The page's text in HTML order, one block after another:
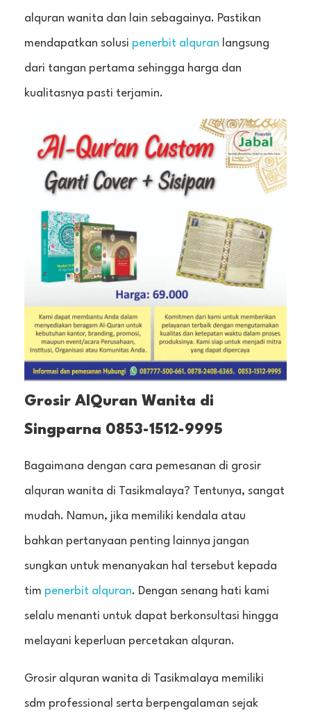
alquran wanita dan lain sebagainya. Pastikan
mendapatkan solusi penerbit alquran langsung
dari tangan pertama sehingga harga dan
kualitasnya pasti terjamin.
Grosir AlQuran Wanita di
Singparna 0853-1512-9995
Bagaimana dengan cara pemesanan di grosir
alquran wanita di Tasikmalaya? Tentunya, sangat
mudah. Namun, jika memiliki kendala atau
bahkan pertanyaan penting lainnya jangan
sungkan untuk menanyakan hal tersebut kepada
tim penerbit alquran. Dengan senang hati kami
selalu menanti untuk dapat berkonsultasi hingga
melayani keperluan percetakan alquran.
Grosir alquran wanita di Tasikmalaya memiliki
sdm professional serta berpengalaman sejak